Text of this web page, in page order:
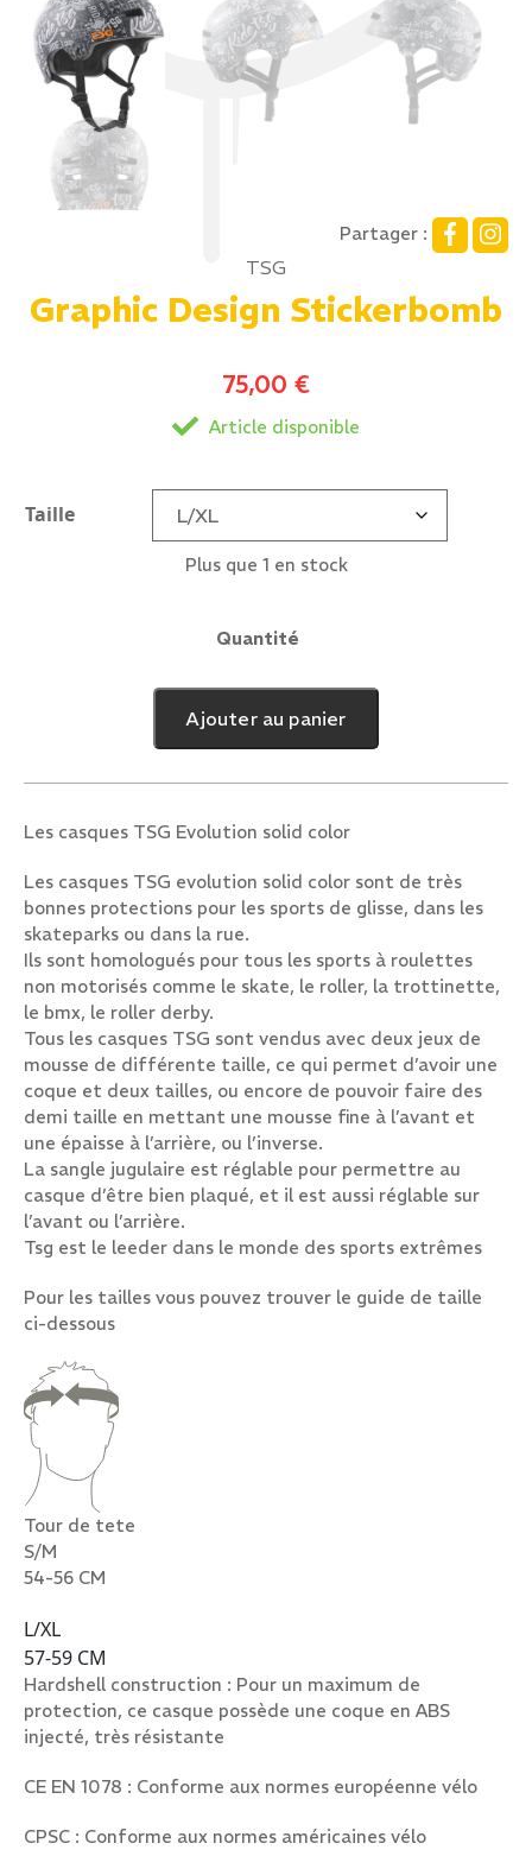
Partager :
TSG
Graphic Design Stickerbomb
75,00 €
Article disponible
Taille
Plus que 1 en stock
Quantitéquantité
Graphic
Design
Ajouter au panier
Les casques TSG Evolution solid color
Les casques TSG evolution solid color sont de très
bonnes protections pour les sports de glisse, dans les
skateparks ou dans la rue.
Ils sont homologués pour tous les sports à roulettes
non motorisés comme le skate, le roller, la trottinette,
le bmx, le roller derby.
Tous les casques TSG sont vendus avec deux jeux de
mousse de différente taille, ce qui permet d’avoir une
coque et deux tailles, ou encore de pouvoir faire des
demi taille en mettant une mousse fine à l’avant et
une épaisse à l’arrière, ou l’inverse.
La sangle jugulaire est réglable pour permettre au
casque d’être bien plaqué, et il est aussi réglable sur
l’avant ou l’arrière.
Tsg est le leeder dans le monde des sports extrêmes
Pour les tailles vous pouvez trouver le guide de taille
ci-dessous
Tour de tete
S/M
54-56 CM
L/XL
57-59 CM
Hardshell construction : Pour un maximum de
protection, ce casque possède une coque en ABS
injecté, très résistante
CE EN 1078 : Conforme aux normes européenne vélo
CPSC : Conforme aux normes américaines vélo